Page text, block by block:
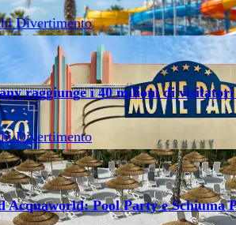
Divertimento
raggiunge i 40 milioni di visitatori
Divertimento
Acquaworld: Pool Party e Schiuma